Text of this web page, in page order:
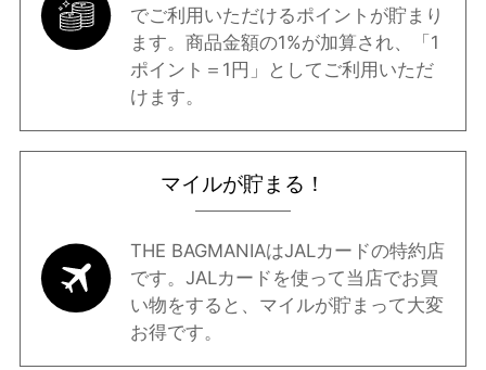
でご利用いただけるポイントが貯まり
ます。商品金額の1%が加算され、「1
ポイント＝1円」としてご利用いただ
けます。
マイルが貯まる！
THE BAGMANIAはJALカードの特約店
です。JALカードを使って当店でお買
い物をすると、マイルが貯まって大変
お得です。